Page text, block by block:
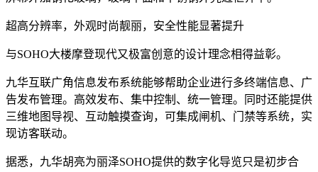
超高分辨率，外观时尚靓丽，安全性能显著提升
与SOHO大楼摩登现代又极富创意的设计理念相得益彰。
九华互联广角信息发布系统能够帮助企业进行多终端信息、广
告发布管理。高效发布、集中控制、统一管理。同时还能提供
三维地图导视、互动触摸查询，可集成闸机、门禁等系统，实
现访客联动。
据悉，九华胡亮为丽泽SOHO提供的数字化导览只是初步合